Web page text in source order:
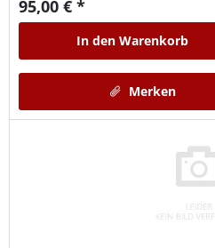
95,00 € *
In den Warenkorb
Merken